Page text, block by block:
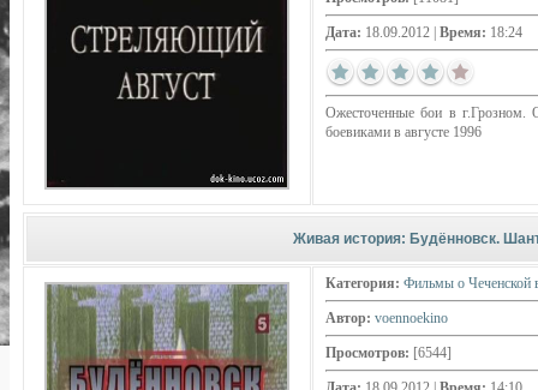
Дата: 18.09.2012 Время: 18:24
Ожесточенные бои в
боевиками в августе 1996
Живая история: Будённовск.
Категория: Фильмы о Чеченской
Автор: voennoekino
Просмотров: [6544]